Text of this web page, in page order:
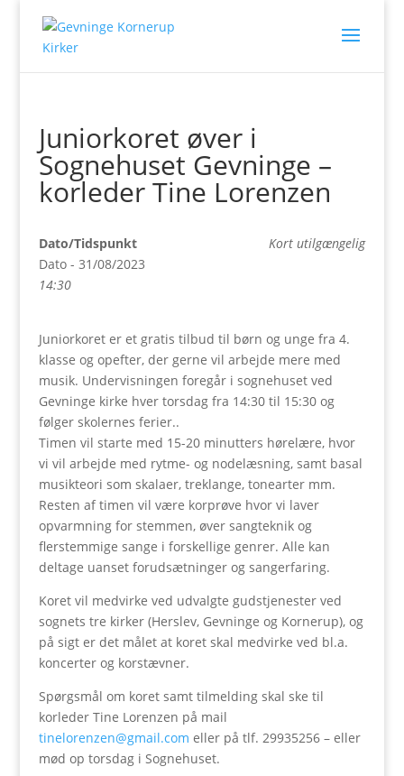
Juniorkoret øver i
Sognehuset Gevninge –
korleder Tine Lorenzen
Kort utilgængelig
Dato/Tidspunkt
Dato - 31/08/2023
14:30
Juniorkoret er et gratis tilbud til børn og unge fra 4.
klasse og opefter, der gerne vil arbejde mere med
musik. Undervisningen foregår i sognehuset ved
Gevninge kirke hver torsdag fra 14:30 til 15:30 og
følger skolernes ferier..
Timen vil starte med 15-20 minutters hørelære, hvor
vi vil arbejde med rytme- og nodelæsning, samt basal
musikteori som skalaer, treklange, tonearter mm.
Resten af timen vil være korprøve hvor vi laver
opvarmning for stemmen, øver sangteknik og
flerstemmige sange i forskellige genrer. Alle kan
deltage uanset forudsætninger og sangerfaring.
Koret vil medvirke ved udvalgte gudstjenester ved
sognets tre kirker (Herslev, Gevninge og Kornerup), og
på sigt er det målet at koret skal medvirke ved bl.a.
koncerter og korstævner.
Spørgsmål om koret samt tilmelding skal ske til
korleder Tine Lorenzen på mail
tinelorenzen@gmail.com eller på tlf. 29935256 – eller
mød op torsdag i Sognehuset.